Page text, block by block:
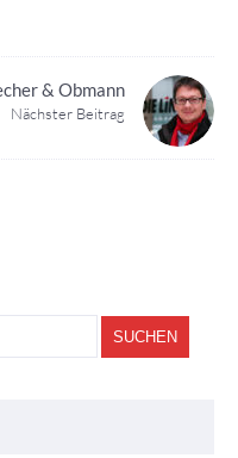
& Obmann
Nächster Beitrag